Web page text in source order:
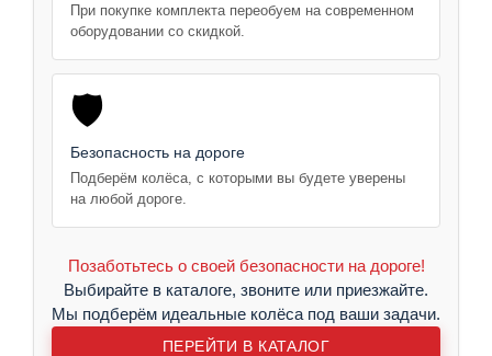
При покупке комплекта переобуем на современном
оборудовании со скидкой.
🛡️
Безопасность на дороге
Подберём колёса, с которыми вы будете уверены
на любой дороге.
Позаботьтесь о своей безопасности на дороге!
Выбирайте в каталоге, звоните или приезжайте.
Мы подберём идеальные колёса под ваши задачи.
ПЕРЕЙТИ В КАТАЛОГ